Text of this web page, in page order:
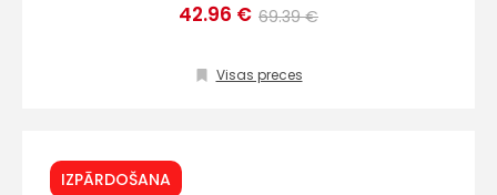
42.96 € 69.39 €
Visas preces
IZPĀRDOŠANA